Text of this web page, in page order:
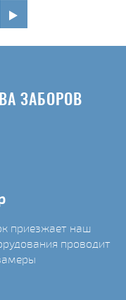
ЗАБОРОВ
приезжает наш
проводит